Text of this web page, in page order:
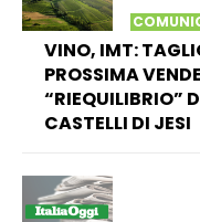
VINO, IMT:
PROSSIMA
“RIEQUILIBRIO”
CASTELLI DI JESI